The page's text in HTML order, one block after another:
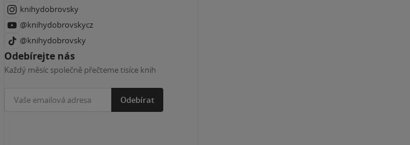
knihydobrovsky
@knihydobrovskycz
@knihydobrovsky
Odebírejte nás
Každý měsíc společně přečteme tisíce knih
Odebírat